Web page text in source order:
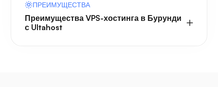
ПРЕИМУЩЕСТВА
Преимущества VPS-хостинга в Бурунди
с Ultahost